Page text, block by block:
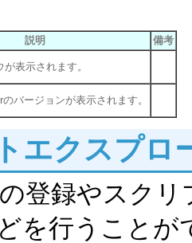
説明 備考
表示されます。
バージョンが表示されます。
エクスプロ
登録やスク
を行うことが